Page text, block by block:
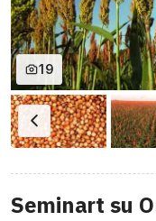
19
Seminart su